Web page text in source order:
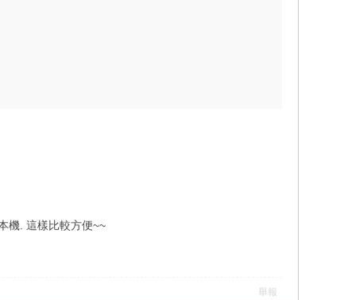
機. 這樣比較方便~~
舉報